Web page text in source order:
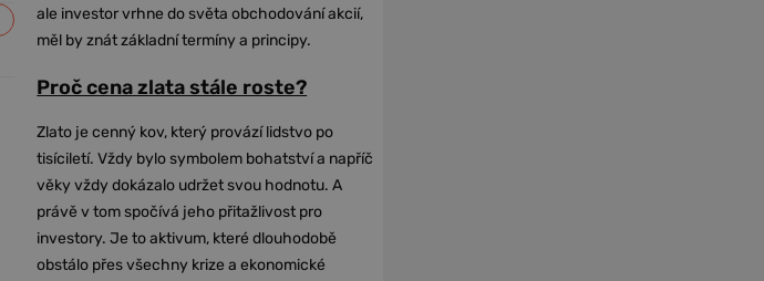
ale investor vrhne do světa obchodování akcií,
měl by znát základní termíny a principy.
Proč cena zlata stále roste?
Zlato je cenný kov, který provází lidstvo po
tisíciletí. Vždy bylo symbolem bohatství a napříč
věky vždy dokázalo udržet svou hodnotu. A
právě v tom spočívá jeho přitažlivost pro
investory. Je to aktivum, které dlouhodobě
obstálo přes všechny krize a ekonomické